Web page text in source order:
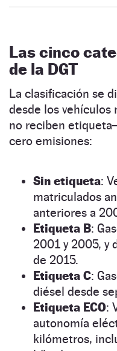
Las cinco
de la DGT
La clasificación se
desde los
no reciben
cero emisiones:
Sin etiqueta:
matriculados
anteriores a
Etiqueta B:
2001 y 2005, y
de 2015.
Etiqueta C:
diésel desde
Etiqueta ECO:
autonomía
kilómetros,